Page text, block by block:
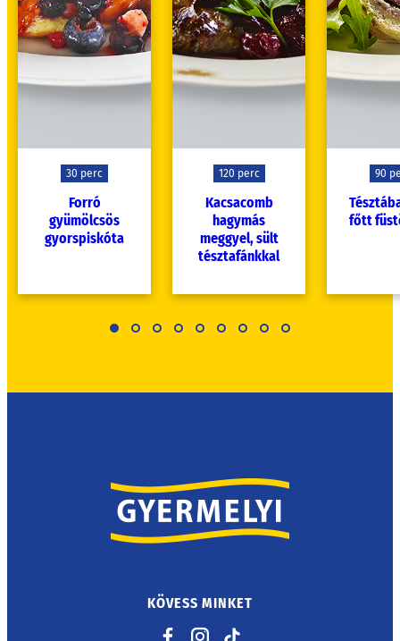
30 perc
Forró
gyümölcsös
gyorspiskóta
120 perc
Kacsacomb
hagymás
meggyel, sült
tésztafánkkal
90
főtt
KÖVESS MINKET